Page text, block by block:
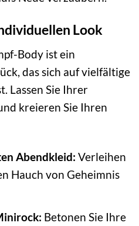
Look
Body ist ein
das sich auf vielfältige
Lassen Sie Ihrer
kreieren Sie Ihren
Abendkleid: Verleihen
Hauch von Geheimnis
Betonen Sie Ihre